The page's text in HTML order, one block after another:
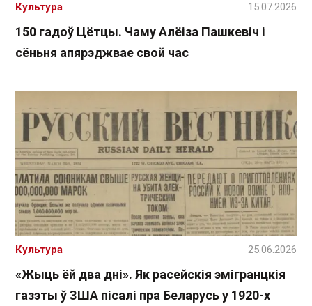
150 гадоў Цётцы. Чаму Алёіза Пашкевіч і
сёньня апярэджвае свой час
Культура 15.07.2026
«Жыць ёй два дні». Як расейскія эмігранцкія
газэты ў ЗША пісалі пра Беларусь у 1920-х
Культура 25.06.2026